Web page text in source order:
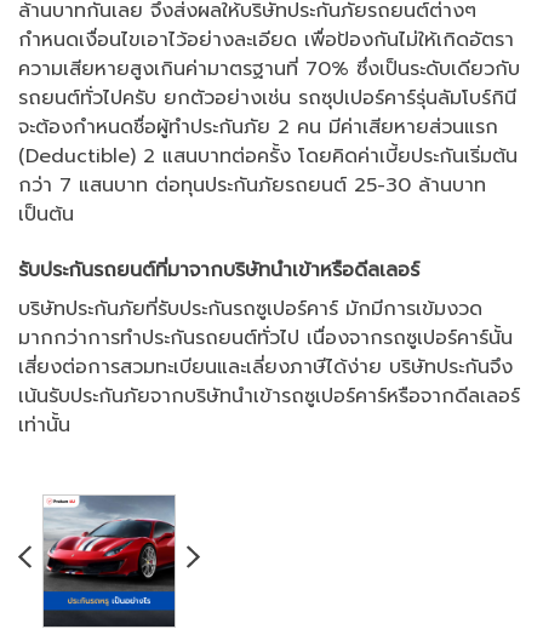
ล้านบาทกันเลย จึงส่งผลให้บริษัทประกันภัยรถยนต์ต่างๆ
กำหนดเงื่อนไขเอาไว้อย่างละเอียด เพื่อป้องกันไม่ให้เกิดอัตรา
ความเสียหายสูงเกินค่ามาตรฐานที่ 70% ซึ่งเป็นระดับเดียวกับ
รถยนต์ทั่วไปครับ ยกตัวอย่างเช่น รถซุปเปอร์คาร์รุ่นลัมโบร์กินี
จะต้องกำหนดชื่อผู้ทำประกันภัย 2 คน มีค่าเสียหายส่วนแรก
(Deductible) 2 แสนบาทต่อครั้ง โดยคิดค่าเบี้ยประกันเริ่มต้น
กว่า 7 แสนบาท ต่อทุนประกันภัยรถยนต์ 25-30 ล้านบาท
เป็นต้น
รับประกันรถยนต์ที่มาจากบริษัทนำเข้าหรือดีลเลอร์
บริษัทประกันภัยที่รับประกันรถซูเปอร์คาร์ มักมีการเข้มงวด
มากกว่าการทำประกันรถยนต์ทั่วไป เนื่องจากรถซูเปอร์คาร์นั้น
เสี่ยงต่อการสวมทะเบียนและเลี่ยงภาษีได้ง่าย บริษัทประกันจึง
เน้นรับประกันภัยจากบริษัทนำเข้ารถซูเปอร์คาร์หรือจากดีลเลอร์
เท่านั้น